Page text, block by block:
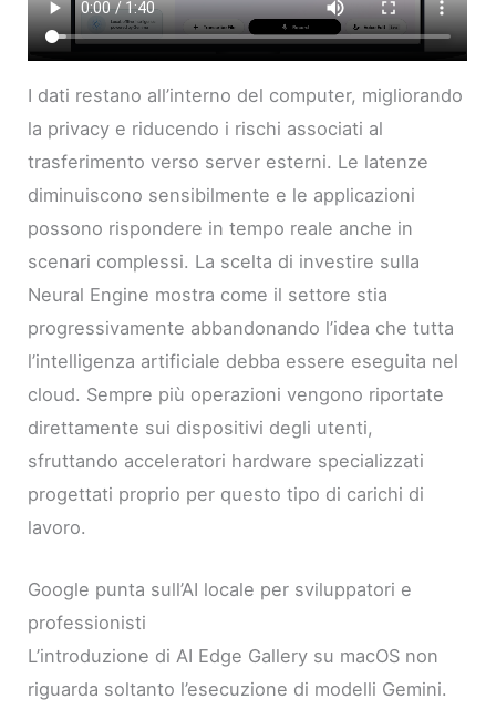
I dati restano all’interno del computer, migliorando
la privacy e riducendo i rischi associati al
trasferimento verso server esterni. Le latenze
diminuiscono sensibilmente e le applicazioni
possono rispondere in tempo reale anche in
scenari complessi. La scelta di investire sulla
Neural Engine mostra come il settore stia
progressivamente abbandonando l’idea che tutta
l’intelligenza artificiale debba essere eseguita nel
cloud. Sempre più operazioni vengono riportate
direttamente sui dispositivi degli utenti,
sfruttando acceleratori hardware specializzati
progettati proprio per questo tipo di carichi di
lavoro.
Google punta sull’AI locale per sviluppatori e
professionisti
L’introduzione di AI Edge Gallery su macOS non
riguarda soltanto l’esecuzione di modelli Gemini.